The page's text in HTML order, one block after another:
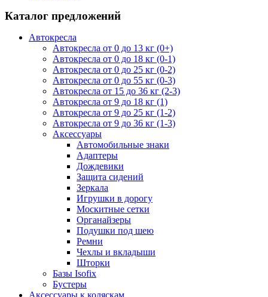
Каталог предложений
Автокресла
Автокресла от 0 до 13 кг (0+)
Автокресла от 0 до 18 кг (0-1)
Автокресла от 0 до 25 кг (0-2)
Автокресла от 0 до 55 кг (0-3)
Автокресла от 15 до 36 кг (2-3)
Автокресла от 9 до 18 кг (1)
Автокресла от 9 до 25 кг (1-2)
Автокресла от 9 до 36 кг (1-3)
Аксессуары
Автомобильные знаки
Адаптеры
Дождевики
Защита сидений
Зеркала
Игрушки в дорогу
Москитные сетки
Органайзеры
Подушки под шею
Ремни
Чехлы и вкладыши
Шторки
Базы Isofix
Бустеры
Аксессуары к коляскам